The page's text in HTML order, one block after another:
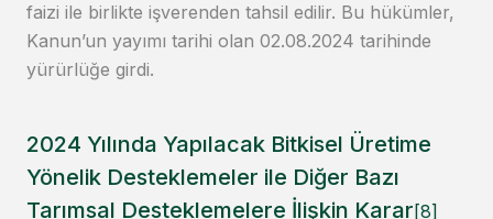
faizi ile birlikte işverenden tahsil edilir. Bu hükümler,
Kanun’un yayımı tarihi olan 02.08.2024 tarihinde
yürürlüğe girdi.
2024 Yılında Yapılacak Bitkisel Üretime
Yönelik Desteklemeler ile Diğer Bazı
Tarımsal Desteklemelere İlişkin Karar [8]